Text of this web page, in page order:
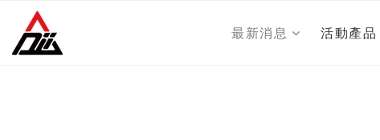
最新消息 活動產品